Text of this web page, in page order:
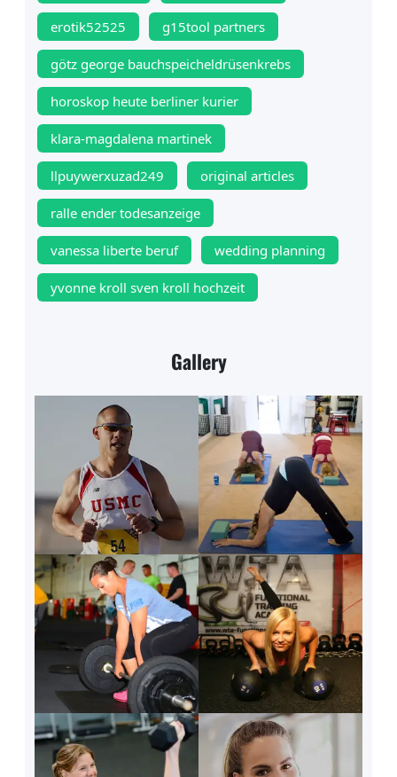
erotik52525 g15tool partners
götz george bauchspeicheldrüsenkrebs
horoskop heute berliner kurier
klara-magdalena martinek
llpuywerxuzad249 original articles
ralle ender todesanzeige
vanessa liberte beruf wedding planning
yvonne kroll sven kroll hochzeit
Gallery